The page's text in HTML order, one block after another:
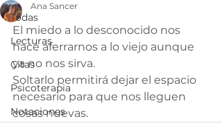
Todas
Lecturas
Citas
Psicoterapia
Notaciones
Ana Sancer
El miedo a lo desconocido nos
hace aferrarnos a lo viejo aunque
ya no nos sirva.
Soltarlo permitirá dejar el espacio
necesario para que nos lleguen
cosas nuevas.